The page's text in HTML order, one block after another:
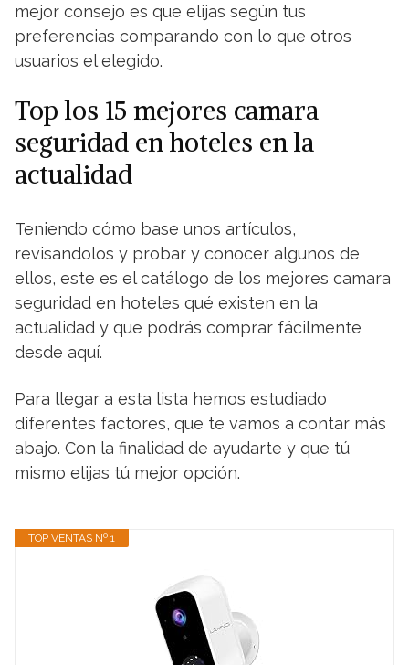
mejor consejo es que elijas según tus
preferencias comparando con lo que otros
usuarios el elegido.
Top los 15 mejores camara
seguridad en hoteles en la
actualidad
Teniendo cómo base unos artículos,
revisandolos y probar y conocer algunos de
ellos, este es el catálogo de los mejores camara
seguridad en hoteles qué existen en la
actualidad y que podrás comprar fácilmente
desde aquí.
Para llegar a esta lista hemos estudiado
diferentes factores, que te vamos a contar más
abajo. Con la finalidad de ayudarte y que tú
mismo elijas tú mejor opción.
TOP VENTAS Nº 1